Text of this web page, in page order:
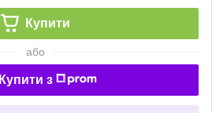
Купити
або
Купити з